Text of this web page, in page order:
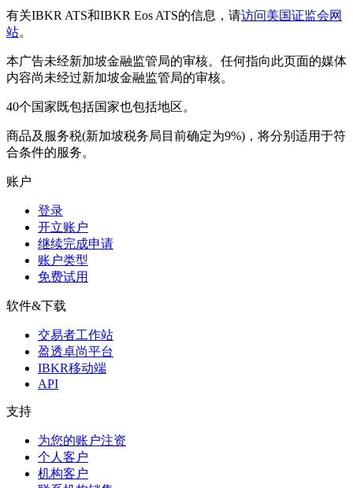
有关IBKR ATS和IBKR Eos ATS的信息，请访问美国证监会网
站。
本广告未经新加坡金融监管局的审核。任何指向此页面的媒体
内容尚未经过新加坡金融监管局的审核。
40个国家既包括国家也包括地区。
商品及服务税(新加坡税务局目前确定为9%)，将分别适用于符
合条件的服务。
账户
登录
开立账户
继续完成申请
账户类型
免费试用
软件&下载
交易者工作站
盈透卓尚平台
IBKR移动端
API
支持
为您的账户注资
个人客户
机构客户